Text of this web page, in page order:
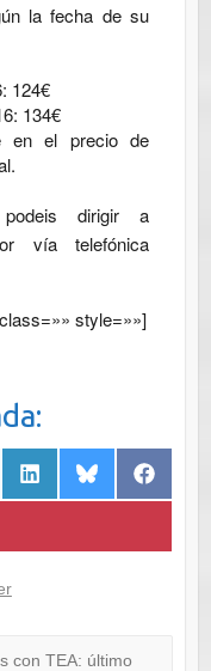
la fecha de su
124€
134€
en el precio de
dirigir a
vía telefónica
style=»»]
Compartir
en
Compartir
en
en
con TEA: último